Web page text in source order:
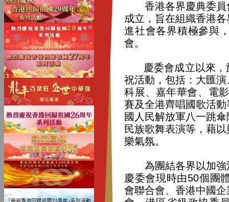
香港各界慶典委員
成立，旨在組織香港
進社會各界積極參與
會。
慶委會成立以來，
祝活動，包括：大匯
科展、嘉年華會、電
賽及全港齊唱國歌活
國人民解放軍八一跳
民族歌舞表演等，藉
樂氣氛。
為團結各界以加強
慶委會現時由50個團
會聯合會、香港中國